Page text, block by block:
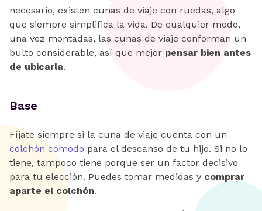
necesario, existen cunas de viaje con ruedas, algo
que siempre simplifica la vida. De cualquier modo,
una vez montadas, las cunas de viaje conforman un
bulto considerable, así que mejor pensar bien antes
de ubicarla.
Base
Fíjate siempre si la cuna de viaje cuenta con un
colchón cómodo para el descanso de tu hijo. Si no lo
tiene, tampoco tiene porque ser un factor decisivo
para tu elección. Puedes tomar medidas y comprar
aparte el colchón.